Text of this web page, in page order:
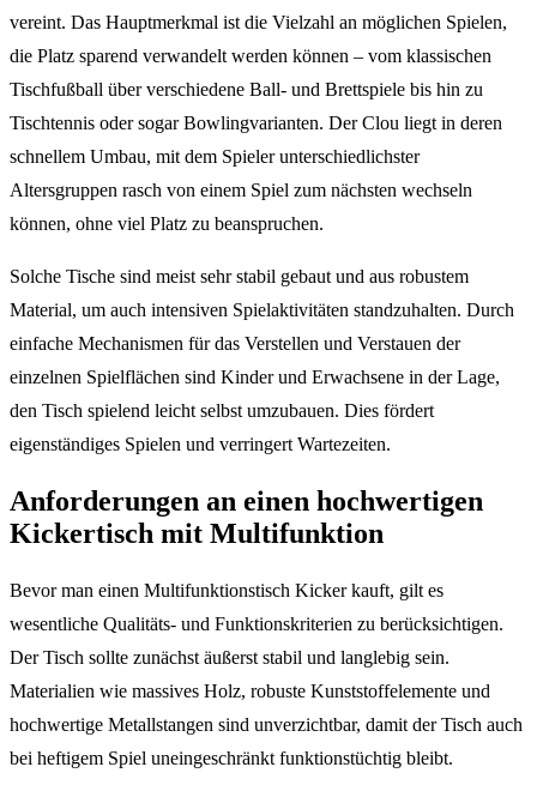
vereint. Das Hauptmerkmal ist die Vielzahl an möglichen Spielen,
die Platz sparend verwandelt werden können – vom klassischen
Tischfußball über verschiedene Ball- und Brettspiele bis hin zu
Tischtennis oder sogar Bowlingvarianten. Der Clou liegt in deren
schnellem Umbau, mit dem Spieler unterschiedlichster
Altersgruppen rasch von einem Spiel zum nächsten wechseln
können, ohne viel Platz zu beanspruchen.
Solche Tische sind meist sehr stabil gebaut und aus robustem
Material, um auch intensiven Spielaktivitäten standzuhalten. Durch
einfache Mechanismen für das Verstellen und Verstauen der
einzelnen Spielflächen sind Kinder und Erwachsene in der Lage,
den Tisch spielend leicht selbst umzubauen. Dies fördert
eigenständiges Spielen und verringert Wartezeiten.
Anforderungen an einen hochwertigen
Kickertisch mit Multifunktion
Bevor man einen Multifunktionstisch Kicker kauft, gilt es
wesentliche Qualitäts- und Funktionskriterien zu berücksichtigen.
Der Tisch sollte zunächst äußerst stabil und langlebig sein.
Materialien wie massives Holz, robuste Kunststoffelemente und
hochwertige Metallstangen sind unverzichtbar, damit der Tisch auch
bei heftigem Spiel uneingeschränkt funktionstüchtig bleibt.